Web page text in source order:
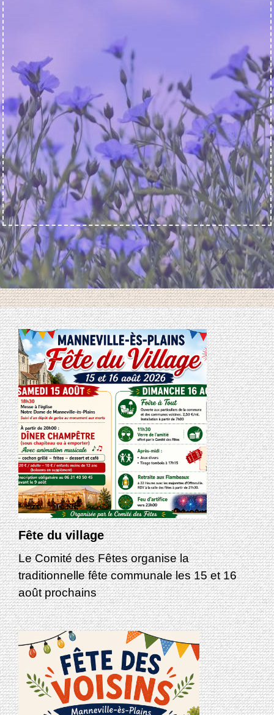
Fête du village
Le Comité des Fêtes organise la
traditionnelle fête communale les 15 et 16
août prochains